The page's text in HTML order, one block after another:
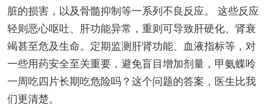
脏的损害，以及骨髓抑制等一系列不良反应。 这些反应
轻则恶心呕吐、肝功能异常，重则可导致肝硬化、肾衰
竭甚至危及生命。定期监测肝肾功能、血液指标等，对
一些用药安全至关重要，避免盲目增加剂量，甲氨蝶呤
一周吃四片长期吃危险吗？这个问题的答案，医生比我
们更清楚。